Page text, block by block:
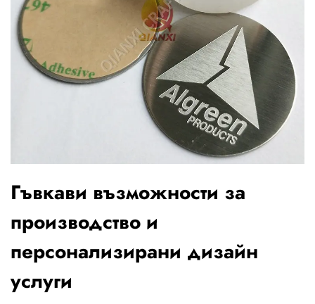
Гъвкави възможности за
производство и
персонализирани дизайн
услуги